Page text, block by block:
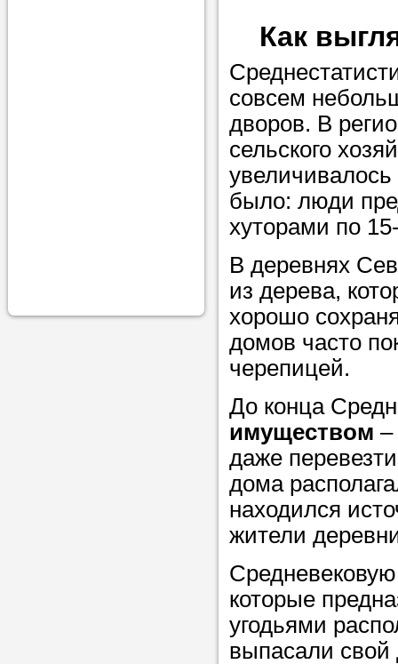
вопросам
Задайте
Больше не
голову, к
помощью -
Nado5.ru!
Наши
помогут
советам,
репетитора
Совет 1.
упростить
достаточно
нам, и
репетитора,
максимально
ваши
Как
совсем
дворов. В
сельского
было: люди
хуторами по
В деревнях
из дерева,
хорошо
домов часто
черепицей.
До конца
имуществом –
даже
дома
находился
жители
которые
угодьями
выпасали свой